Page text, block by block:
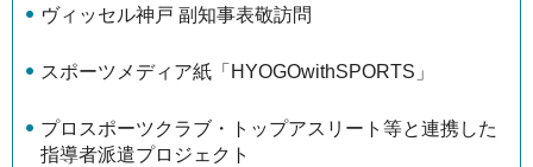
ヴィッセル神戸 副知事表敬訪問
スポーツメディア紙「HYOGOwithSPORTS」
プロスポーツクラブ・トップアスリート等と連携した
指導者派遣プロジェクト